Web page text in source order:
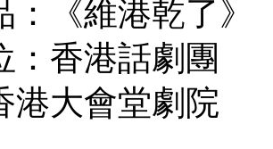
《維港乾了》
：香港話劇團
港大會堂劇院